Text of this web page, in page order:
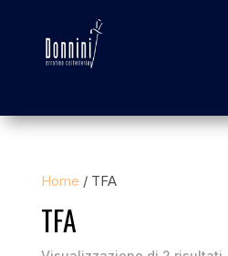
Home / TFA
TFA